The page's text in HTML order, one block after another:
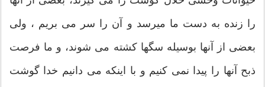
را زنده به دست ما میرسد و آن را سر مى بریم ، ولى
بعضى از آنها بوسیله سگها کشته مى شوند، و ما فرصت
ذبح آنها را پیدا نمى کنیم و با اینکه مى دانیم خدا گوشت